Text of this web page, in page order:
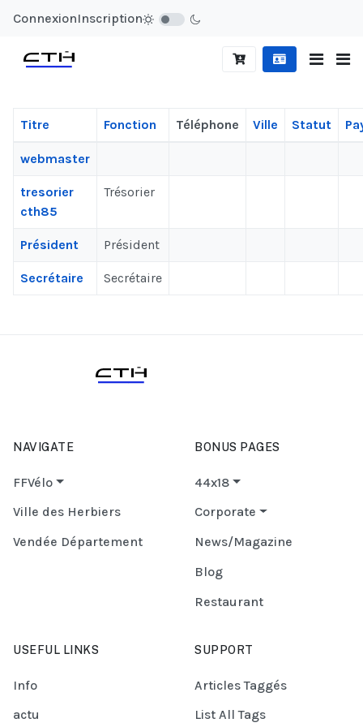
ConnexionInscription
Contacts,
Titre Fonction Téléphone Ville Statut
webmaster
tresorier
cth85
Trésorier
Président Président
Secrétaire Secrétaire
NAVIGATE
FFVélo
Ville des Herbiers
Vendée Département
BONUS PAGES
44x18
Corporate
News/Magazine
Blog
Restaurant
USEFUL LINKS
Info
actu
SUPPORT
Articles Taggés
List All Tags